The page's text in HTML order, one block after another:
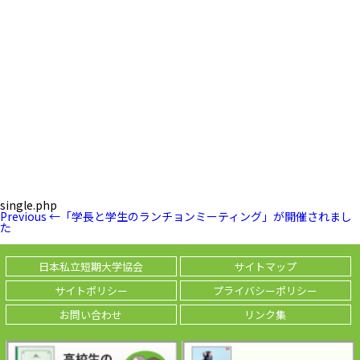
single.php
投
稿
ナ
ビ
ゲ
ー
シ
ン
Previous
Post
Previous ← 「学長と学生のランチョンミーティング」が開催されまし
た
日本私立短期大学協会
サイトマップ
サイトポリシー
プライバシーポリシー
お問い合わせ
リンク集